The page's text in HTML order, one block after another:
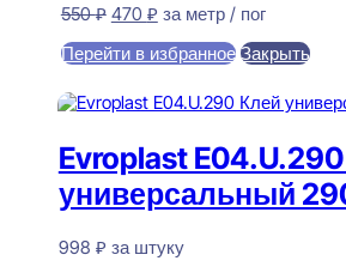
550₽ Первоначальная
составляла
470 ₽Текущая
470 ₽.
за метр / пог
Перейти в избранное Закрыть
Evroplast
универсальный
998 ₽ за штуку